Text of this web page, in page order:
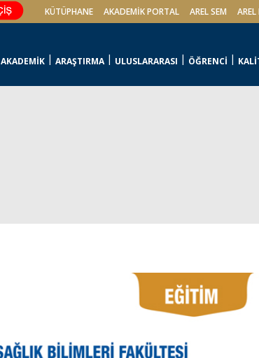
KÜTÜPHANE AKADEMİK PORTAL AREL SEM AREL
AKADEMİK ARAŞTIRMA ULUSLARARASI ÖĞRENCİ